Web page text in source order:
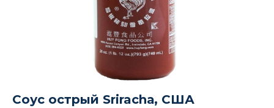
Соус острый Srirachа, США